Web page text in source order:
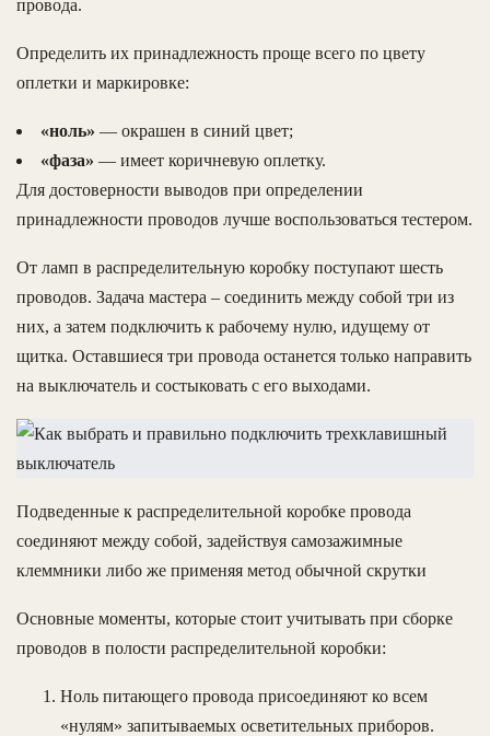
провода.
Определить их принадлежность проще всего по цвету
оплетки и маркировке:
«ноль» — окрашен в синий цвет;
«фаза» — имеет коричневую оплетку.
Для достоверности выводов при определении
принадлежности проводов лучше воспользоваться тестером.
От ламп в распределительную коробку поступают шесть
проводов. Задача мастера – соединить между собой три из
них, а затем подключить к рабочему нулю, идущему от
щитка. Оставшиеся три провода останется только направить
на выключатель и состыковать с его выходами.
Подведенные к распределительной коробке провода
соединяют между собой, задействуя самозажимные
клеммники либо же применяя метод обычной скрутки
Основные моменты, которые стоит учитывать при сборке
проводов в полости распределительной коробки:
Ноль питающего провода присоединяют ко всем
«нулям» запитываемых осветительных приборов.